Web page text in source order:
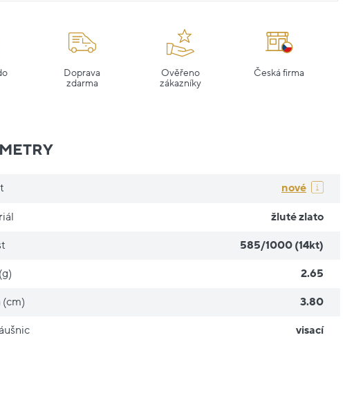
Doprava
zdarma
Ověřeno
zákazníky
Česká firma
nové
žluté zlato
585/1000 (14kt)
2.65
(cm) 3.80
visací